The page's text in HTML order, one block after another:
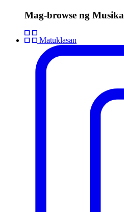
Mag-browse ng Musika
Matuklasan